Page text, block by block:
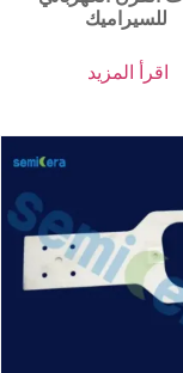
اقرأ المزيد